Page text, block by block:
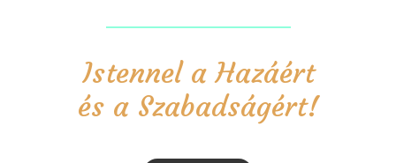
Istennel a Hazáért
és a Szabadságért!